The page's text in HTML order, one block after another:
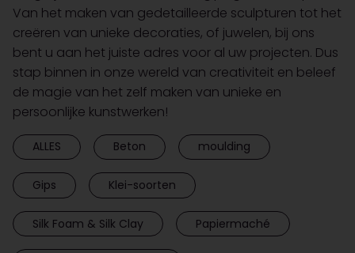
Van het maken van gedetailleerde sculpturen tot het
creëren van unieke decoraties, of juwelen, bij ons
bent u aan het juiste adres voor al uw projecten. Dus
stap binnen in onze wereld van creativiteit en beleef
de magie van het zelf maken van unieke en
persoonlijke kunstwerken!
ALLES Beton moulding
Gips Klei-soorten
Silk Foam & Silk Clay Papiermaché